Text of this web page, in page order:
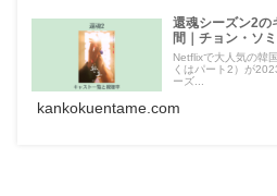
還魂シーズン2の
間｜チョン・ソ
Netflixで大人気の韓
くはパート2）が
ーズ...
kankokuentame.com